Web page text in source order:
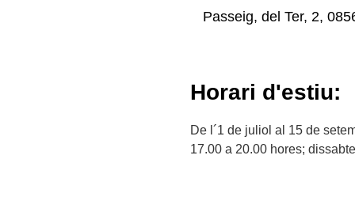
Passeig, del Ter, 2,
Horari d'estiu:
De l´1 de juliol al 15 de
17.00 a 20.00 hores;